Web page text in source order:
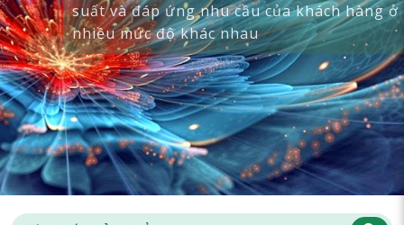
suất và đáp ứng nhu cầu của khách hàng ở
nhiều mức độ khác nhau